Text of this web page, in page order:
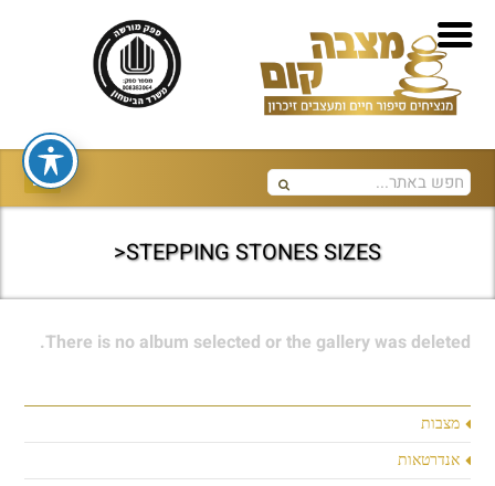
STEPPING STONES SIZES<
מצבות
אנדרטאות
There is no album selected or the gallery was deleted.